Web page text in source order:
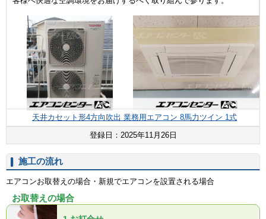
天井カセット形4方向吹出 業務用エアコン 8馬力ツイン 1式
登録日：2025年11月26日
施工の流れ
エアコンお取替えの場合・新規でエアコンを設置される場合
お取替えの場合